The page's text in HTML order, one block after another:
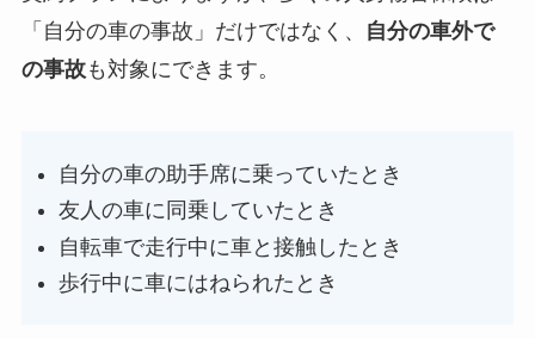
「自分の車の事故」だけではなく、
自分の車外で
の事故も対象にできます。
自分の車の助手席に乗っていたとき
友人の車に同乗していたとき
自転車で走行中に車と接触したとき
歩行中に車にはねられたとき